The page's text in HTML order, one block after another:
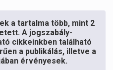
a tartalma több, mint 2
A jogszabály-
cikkeinkben található
a publikálás, illetve a
érvényesek.